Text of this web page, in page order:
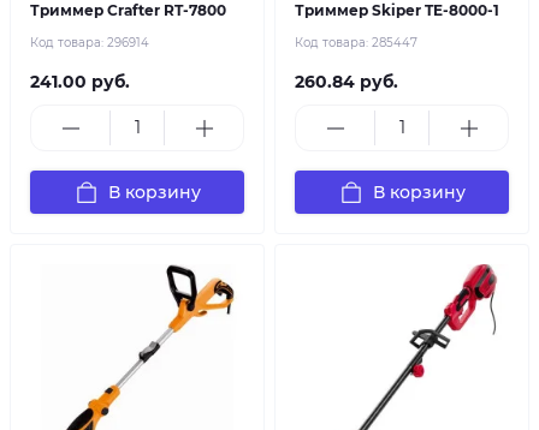
Триммер Crafter RT-7800
Код товара: 296914
241.00 руб.
В корзину
Триммер Skiper TE-8000-1
Код товара: 285447
260.84 руб.
В корзину